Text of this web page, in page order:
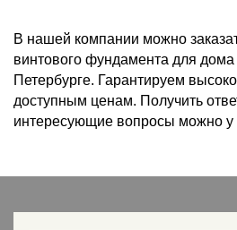
В нашей компании можно
винтового фундамента для дома
Петербурге. Гарантируем
доступным ценам. Получить
интересующие вопросы можно у